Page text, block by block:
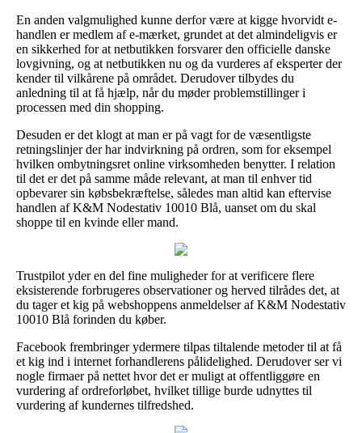
En anden valgmulighed kunne derfor være at kigge hvorvidt e-
handlen er medlem af e-mærket, grundet at det almindeligvis er
en sikkerhed for at netbutikken forsvarer den officielle danske
lovgivning, og at netbutikken nu og da vurderes af eksperter der
kender til vilkårene på området. Derudover tilbydes du
anledning til at få hjælp, når du møder problemstillinger i
processen med din shopping.
Desuden er det klogt at man er på vagt for de væsentligste
retningslinjer der har indvirkning på ordren, som for eksempel
hvilken ombytningsret online virksomheden benytter. I relation
til det er det på samme måde relevant, at man til enhver tid
opbevarer sin købsbekræftelse, således man altid kan eftervise
handlen af K&M Nodestativ 10010 Blå, uanset om du skal
shoppe til en kvinde eller mand.
Trustpilot yder en del fine muligheder for at verificere flere
eksisterende forbrugeres observationer og herved tilrådes det, at
du tager et kig på webshoppens anmeldelser af K&M Nodestativ
10010 Blå forinden du køber.
Facebook frembringer ydermere tilpas tiltalende metoder til at få
et kig ind i internet forhandlerens pålidelighed. Derudover ser vi
nogle firmaer på nettet hvor det er muligt at offentliggøre en
vurdering af ordreforløbet, hvilket tillige burde udnyttes til
vurdering af kundernes tilfredshed.